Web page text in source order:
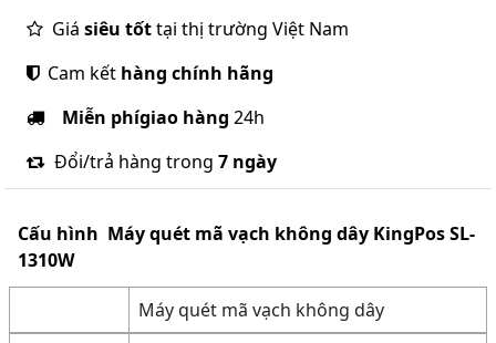
Giá siêu tốttại thị trường Việt Nam
Cam kết hàng chính hãng
Miễn phígiao hàng 24h
Đổi/trả hàng trong 7 ngày
Cấu hình Máy quét mã vạch không dây KingPos SL-
1310W
Máy quét mã vạch không dây